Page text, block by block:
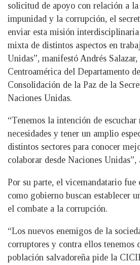
solicitud de apoyo con relación a
impunidad y la corrupción, el
enviar esta misión
mixta de distintos aspectos en
Unidas”, manifestó Andrés
Centroamérica del Departamento
Consolidación de la Paz de la
Naciones Unidas.
“Tenemos la intención de escuchar
necesidades y tener un amplio
distintos sectores para conocer
colaborar desde Naciones Unidas”,
Por su parte, el vicemandatario fue
como gobierno buscan establecer
el combate a la corrupción.
“Los nuevos enemigos de la
corruptores y contra ellos tenemos
población salvadoreña pide la